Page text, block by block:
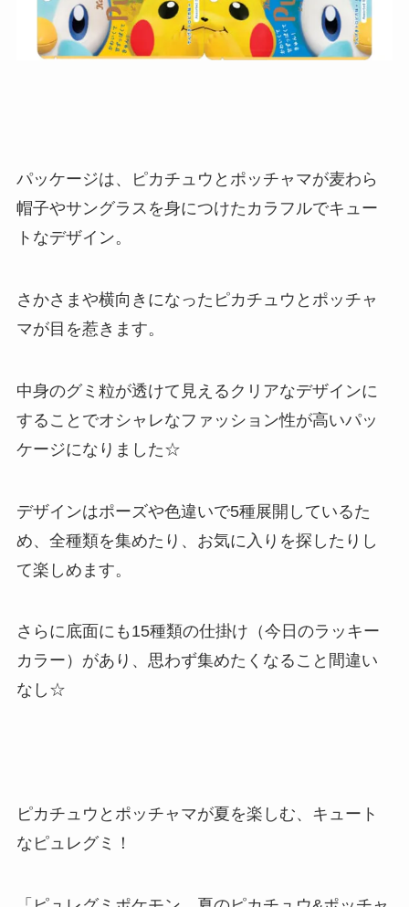
パッケージは、ピカチュウとポッチャマが麦わら
帽子やサングラスを身につけたカラフルでキュー
トなデザイン。
さかさまや横向きになったピカチュウとポッチャ
マが目を惹きます。
中身のグミ粒が透けて見えるクリアなデザインに
することでオシャレなファッション性が高いパッ
ケージになりました☆
デザインはポーズや色違いで5種展開しているた
め、全種類を集めたり、お気に入りを探したりし
て楽しめます。
さらに底面にも15種類の仕掛け（今日のラッキー
カラー）があり、思わず集めたくなること間違い
なし☆
ピカチュウとポッチャマが夏を楽しむ、キュート
なピュレグミ！